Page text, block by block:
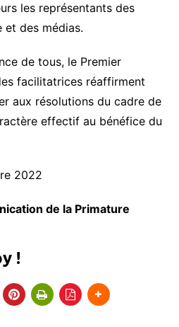
les représentants des
et des médias.
de tous, le Premier
facilitatrices réaffirment
aux résolutions du cadre de
effectif au bénéfice du
2022
de la Primature
!